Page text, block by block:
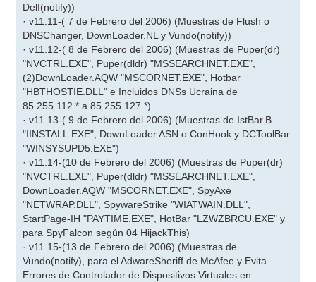
Delf(notify))
· v11.11-( 7 de Febrero del 2006) (Muestras de Flush o
DNSChanger, DownLoader.NL y Vundo(notify))
· v11.12-( 8 de Febrero del 2006) (Muestras de Puper(dr)
"NVCTRL.EXE", Puper(dldr) "MSSEARCHNET.EXE",
(2)DownLoader.AQW "MSCORNET.EXE", Hotbar
"HBTHOSTIE.DLL" e Incluidos DNSs Ucraina de
85.255.112.* a 85.255.127.*)
· v11.13-( 9 de Febrero del 2006) (Muestras de IstBar.B
"IINSTALL.EXE", DownLoader.ASN o ConHook y DCToolBar
"WINSYSUPD5.EXE")
· v11.14-(10 de Febrero del 2006) (Muestras de Puper(dr)
"NVCTRL.EXE", Puper(dldr) "MSSEARCHNET.EXE",
DownLoader.AQW "MSCORNET.EXE", SpyAxe
"NETWRAP.DLL", SpywareStrike "WIATWAIN.DLL",
StartPage-IH "PAYTIME.EXE", HotBar "LZWZBRCU.EXE" y
para SpyFalcon según 04 HijackThis)
· v11.15-(13 de Febrero del 2006) (Muestras de
Vundo(notify), para el AdwareSheriff de McAfee y Evita
Errores de Controlador de Dispositivos Virtuales en